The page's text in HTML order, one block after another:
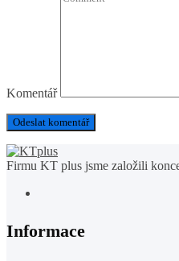
Komentář
Firmu KT plus jsme založili
Informace